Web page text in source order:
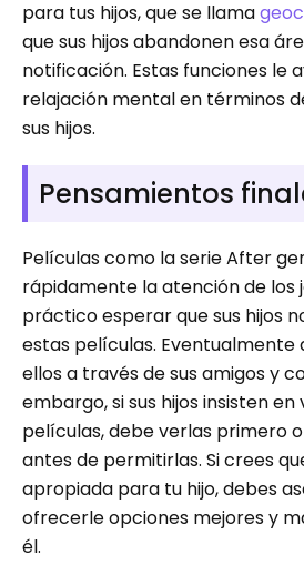
para tus hijos, que se llama
que sus hijos abandonen esa
notificación. Estas funciones le
relajación mental en términos
sus hijos.
Pensamientos
Películas como la serie After
rápidamente la atención de los
práctico esperar que sus hijos
estas películas.
ellos a través de sus amigos y
embargo, si sus hijos insisten
películas, debe verlas primero
antes de permitirlas. Si crees
apropiada para tu hijo, debes
ofrecerle opciones mejores y
él.